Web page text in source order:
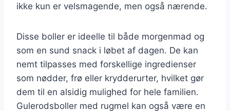
ikke kun er velsmagende, men også nærende.
Disse boller er ideelle til både morgenmad og
som en sund snack i løbet af dagen. De kan
nemt tilpasses med forskellige ingredienser
som nødder, frø eller krydderurter, hvilket gør
dem til en alsidig mulighed for hele familien.
Gulerodsboller med rugmel kan også være en